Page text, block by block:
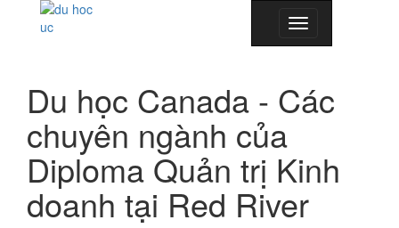
Toggle
navigation
Du học Canada - Các
chuyên ngành của
Diploma Quản trị Kinh
doanh tại Red River